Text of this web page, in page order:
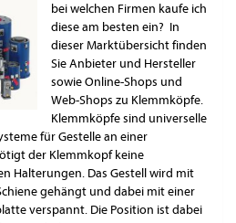
bei welchen Firmen kaufe ich
diese am besten ein? In
dieser Marktübersicht finden
Sie Anbieter und Hersteller
sowie Online-Shops und
Web-Shops zu Klemmköpfe.
Klemmköpfe sind universelle
für Gestelle an einer
der Klemmkopf keine
Halterungen. Das Gestell wird mit
gehängt und dabei mit einer
verspannt. Die Position ist dabei